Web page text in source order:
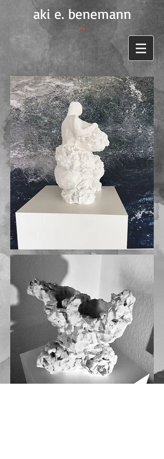
aki e. benemann